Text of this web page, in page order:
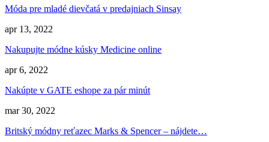
Móda pre mladé dievčatá v predajniach Sinsay
apr 13, 2022
Nakupujte módne kúsky Medicine online
apr 6, 2022
Nakúpte v GATE eshope za pár minút
mar 30, 2022
Britský módny reťazec Marks & Spencer – nájdete…